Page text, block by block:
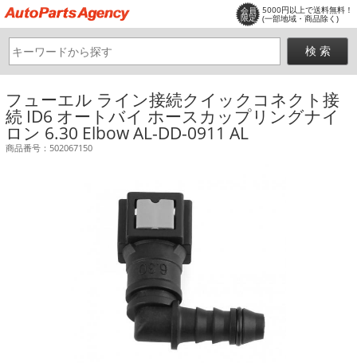
会員
限定
5000円以上で送料無料！
(一部地域・商品除く)
フューエル ライン接続クイックコネクト接
続 ID6 オートバイ ホースカップリングナイ
ロン 6.30 Elbow AL-DD-0911 AL
商品番号：502067150